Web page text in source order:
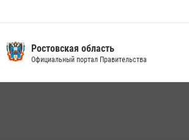
29 июля 2026, 11:35
Ростовская область
Официальный портал Правительства